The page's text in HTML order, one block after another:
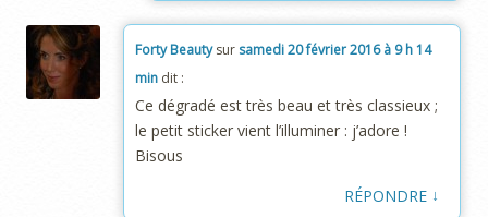
Forty Beautysur samedi 20 février 2016 à 9 h 14
min dit :
Ce dégradé est très beau et très classieux ;
le petit sticker vient l’illuminer : j’adore !
Bisous
RÉPONDRE ↓